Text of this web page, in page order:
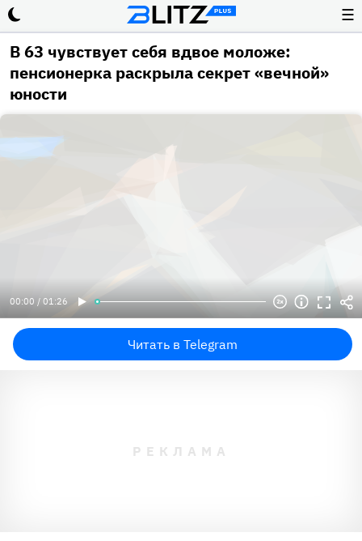
☰
В 63 чувствует себя вдвое моложе:
пенсионерка раскрыла секрет «вечной»
юности
00:00 / 01:26
Читать в Telegram